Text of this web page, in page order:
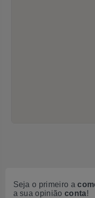
Seja o primeiro a
a sua opinião conta!